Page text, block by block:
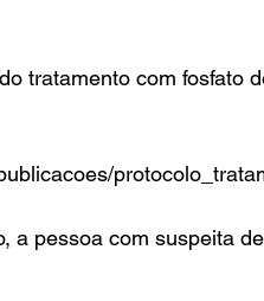
tratamento com fosfato
a pessoa com suspeita